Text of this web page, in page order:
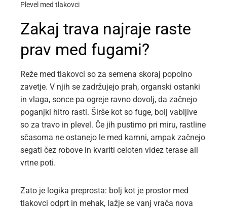
Plevel med tlakovci
Zakaj trava najraje raste
prav med fugami?
Reže med tlakovci so za semena skoraj popolno
zavetje. V njih se zadržujejo prah, organski ostanki
in vlaga, sonce pa ogreje ravno dovolj, da začnejo
poganjki hitro rasti. Širše kot so fuge, bolj vabljive
so za travo in plevel. Če jih pustimo pri miru, rastline
sčasoma ne ostanejo le med kamni, ampak začnejo
segati čez robove in kvariti celoten videz terase ali
vrtne poti.
Zato je logika preprosta: bolj kot je prostor med
tlakovci odprt in mehak, lažje se vanj vrača nova